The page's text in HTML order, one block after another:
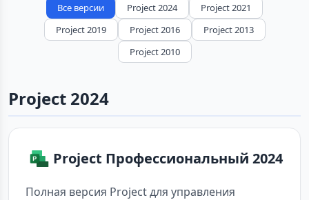
Все версии Project 2024
Project 2021
Project 2019
Project 2016
Project 2013
Project 2010
Project 2024
Project Профессиональный 2024
Полная версия Project для управления